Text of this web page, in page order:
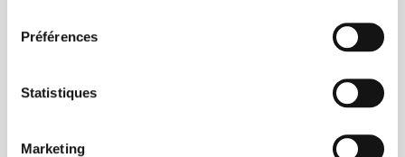
Préférences
Statistiques
Marketing